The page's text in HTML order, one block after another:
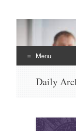
EHLI
UNINTER
Menu
Daily